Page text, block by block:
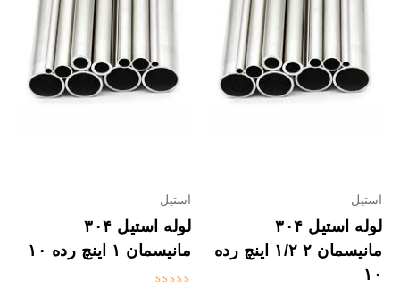
استیل
لوله استیل ۳۰۴
مانیسمان ۲ ۱/۲ اینچ رده
۱۰
استیل
لوله استیل ۳۰۴
مانیسمان ۱ اینچ رده ۱۰